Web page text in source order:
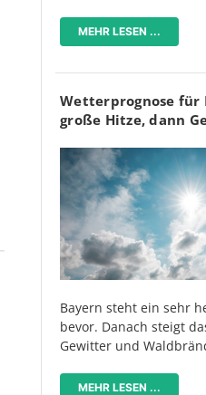
MEHR LESEN ...
Wetterprognose für
große Hitze, dann
Bayern steht ein sehr
bevor. Danach steigt
Gewitter und
MEHR LESEN ...